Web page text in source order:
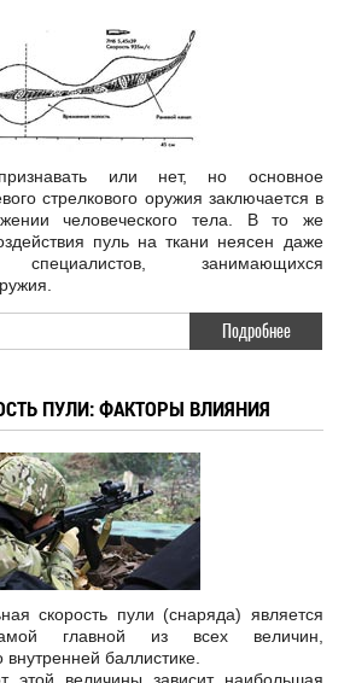
или нет, но основное
стрелкового оружия заключается в
человеческого тела. В то же
пуль на ткани неясен даже
занимающихся
Подробнее
ПУЛИ: ФАКТОРЫ ВЛИЯНИЯ
скорость пули (снаряда) является
главной из всех величин,
баллистике.